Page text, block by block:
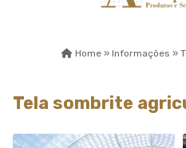
Home » Informações »
Tela sombrite